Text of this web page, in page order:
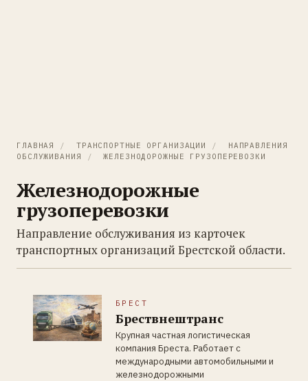
ГЛАВНАЯ / ТРАНСПОРТНЫЕ ОРГАНИЗАЦИИ /
НАПРАВЛЕНИЯ
ОБСЛУЖИВАНИЯ
/ ЖЕЛЕЗНОДОРОЖНЫЕ ГРУЗОПЕРЕВОЗКИ
Железнодорожные
грузоперевозки
Направление обслуживания из карточек
транспортных организаций Брестской области.
БРЕСТ
Брествнештранс
Крупная частная логистическая
компания Бреста. Работает с
международными автомобильными и
железнодорожными